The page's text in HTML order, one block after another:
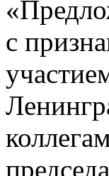
с